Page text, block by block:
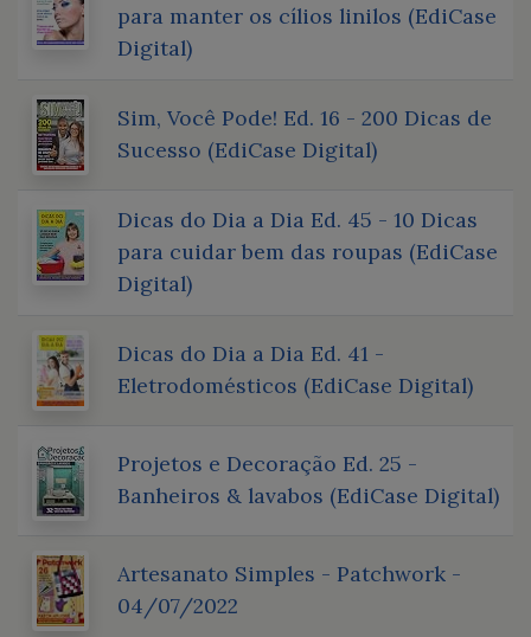
para manter os cílios linilos (EdiCase
Digital)
Sim, Você Pode! Ed. 16 - 200 Dicas de
Sucesso (EdiCase Digital)
Dicas do Dia a Dia Ed. 45 - 10 Dicas
para cuidar bem das roupas (EdiCase
Digital)
Dicas do Dia a Dia Ed. 41 -
Eletrodomésticos (EdiCase Digital)
Projetos e Decoração Ed. 25 -
Banheiros & lavabos (EdiCase Digital)
Artesanato Simples - Patchwork -
04/07/2022